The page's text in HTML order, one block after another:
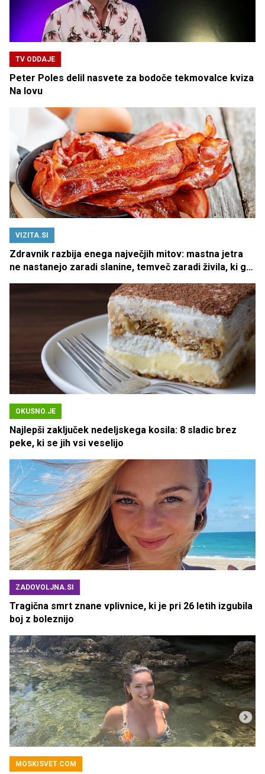
TV ODDAJE
Peter Poles delil nasvete za bodoče tekmovalce kviza
Na lovu
VIZITA.SI
Zdravnik razbija enega največjih mitov: mastna jetra
ne nastanejo zaradi slanine, temveč zaradi živila, ki ga
OKUSNO.JE
Najlepši zaključek nedeljskega kosila: 8 sladic brez
peke, ki se jih vsi veselijo
ZADOVOLJNA.SI
Tragična smrt znane vplivnice, ki je pri 26 letih izgubila
boj z boleznijo
MOSKISVET.COM